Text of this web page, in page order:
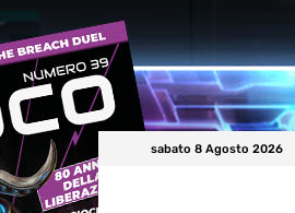
sabato 8 Agosto 2026